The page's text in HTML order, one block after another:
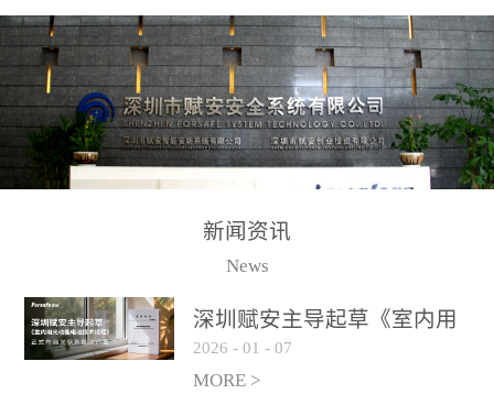
事故频发，传统的火灾探
测方法已无法满足要求。
尤其是目前众多的大型影
剧院、会议展览中心、体
育馆、大型仓库和隧道空
间等，其建筑结构特殊、
火灾隐患多。一旦发生火
传统的火灾关测器无法被
及时缺发，不能及早发现
和有效扑救火火，这不仅
用了具有仲裁机制和冗余
校验的总线传输技术、线
路状态检测与保护技术、
后向光电感烟探测技术、
高可靠的系统抗干扰技术
等多项专利技术和专有技
警领域三十多年技术积累
和工程实践的结晶。
新闻资讯
News
深圳赋安主导起草《室内用
光动能电池技术规程》 正式
布局光伏新能源产业
2026 - 01 - 07
MORE >